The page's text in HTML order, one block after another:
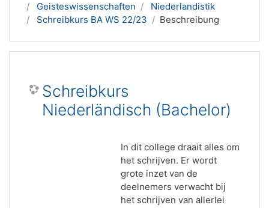
Geisteswissenschaften
Niederlandistik
Schreibkurs BA WS 22/23
Beschreibung
Schreibkurs
Niederländisch (Bachelor)
In dit college draait alles om
het schrijven. Er wordt
grote inzet van de
deelnemers verwacht bij
het schrijven van allerlei